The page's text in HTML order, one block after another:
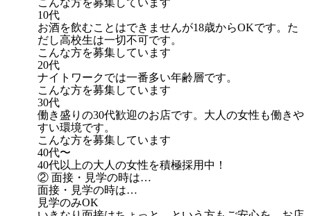
こんな方を募集しています
10代
お酒を飲むことはできませんが18歳からOKです。た
だし高校生は一切不可です。
こんな方を募集しています
20代
ナイトワークでは一番多い年齢層です。
こんな方を募集しています
30代
働き盛りの30代歓迎のお店です。大人の女性も働きや
すい環境です。
こんな方を募集しています
40代〜
40代以上の大人の女性を積極採用中！
② 面接・見学の時は…
面接・見学の時は…
見学のみOK